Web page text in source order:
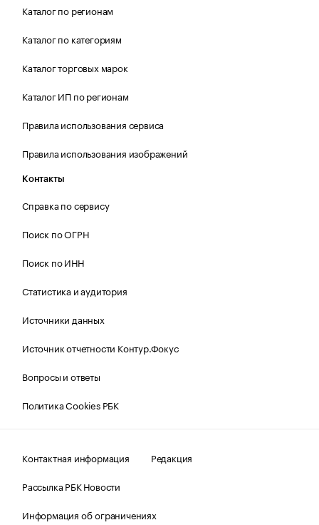
Каталог по регионам
Каталог по категориям
Каталог торговых марок
Каталог ИП по регионам
Правила использования сервиса
Правила использования изображений
Контакты
Справка по сервису
Поиск по ОГРН
Поиск по ИНН
Статистика и аудитория
Источники данных
Источник отчетности Контур.Фокус
Вопросы и ответы
Политика Cookies РБК
Контактная информация
Редакция
Рассылка РБК Новости
Информация об ограничениях